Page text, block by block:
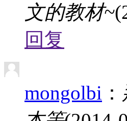
文的教材~
回复
mongolbi ：